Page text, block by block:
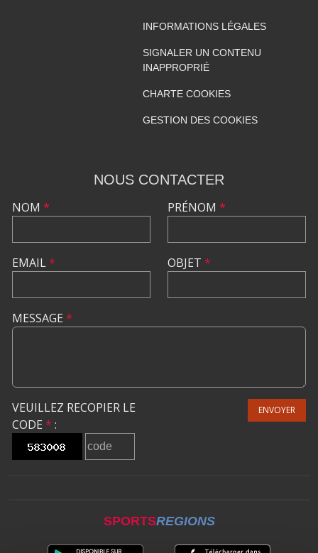
INFORMATIONS LÉGALES
SIGNALER UN CONTENU
INAPPROPRIÉ
CHARTE COOKIES
GESTION DES COOKIES
NOUS CONTACTER
NOM *
EMAIL*
PRÉNOM *
OBJET *
MESSAGE *
VEUILLEZ RECOPIER LE
CODE * :
ENVOYER
SPORTSREGIONS